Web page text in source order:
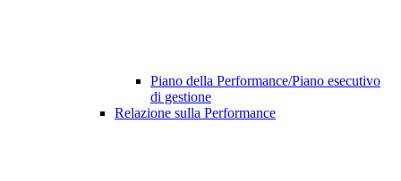
Piano della Performance/Piano esecutivo
di gestione
Relazione sulla Performance